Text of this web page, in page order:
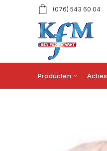
(076) 543 60 04
Producten Acties